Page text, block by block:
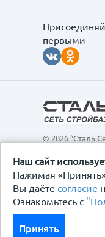
Наш сайт
Нажимая
Вы даёте согласие
Ознакомьтесь с
Принять
первыми
© 2026 “Сталь
интернет-сайт, а
ценах,
исключительно
каких условиях
определяемой
Договор-оферта